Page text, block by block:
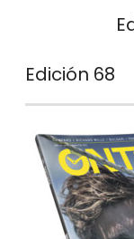
Edición 68